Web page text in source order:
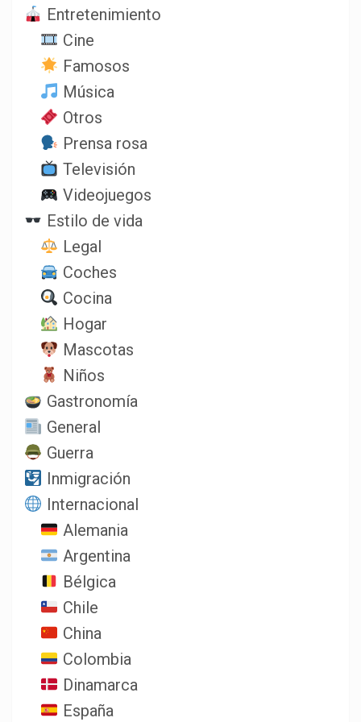
Entretenimiento
Cine
Famosos
Música
Otros
Prensa rosa
Televisión
Videojuegos
Estilo de vida
Legal
Coches
Cocina
Hogar
Mascotas
Niños
Gastronomía
General
Guerra
Inmigración
Internacional
Alemania
Argentina
Bélgica
Chile
China
Colombia
Dinamarca
España